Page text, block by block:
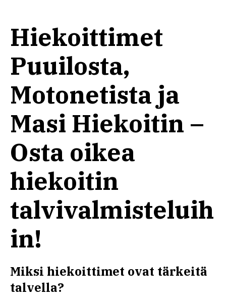
Hiekoittimet
Puuilosta,
Motonetista ja
Masi Hiekoitin –
Osta oikea
hiekoitin
talvivalmisteluih
in!
Miksi hiekoittimet ovat tärkeitä
talvella?